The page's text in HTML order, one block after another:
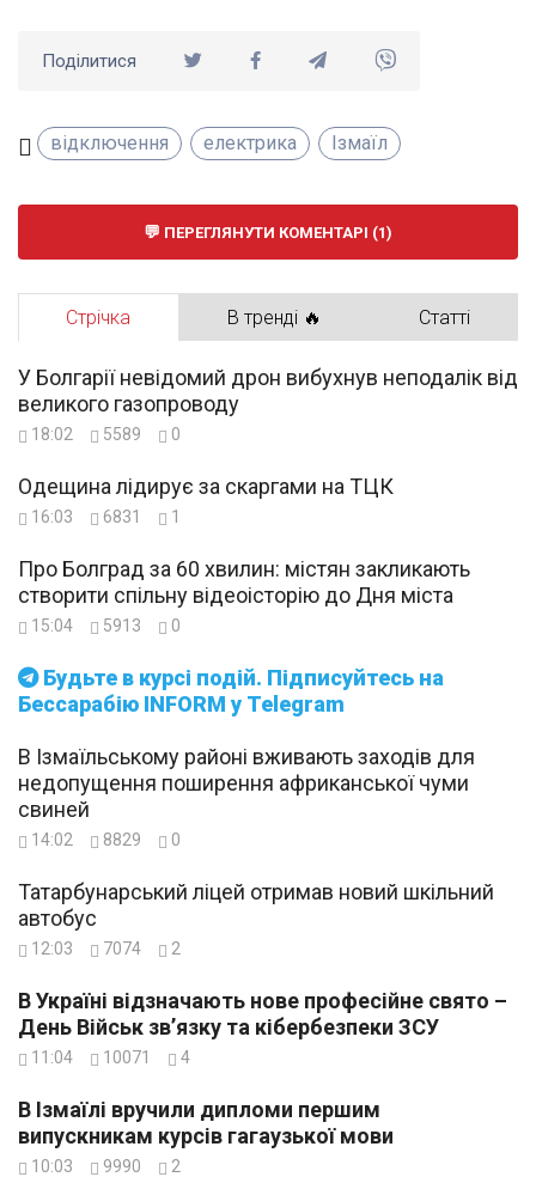
Поділитися
відключення електрика Ізмаїл
ПЕРЕГЛЯНУТИ КОМЕНТАРІ (1)
Стрічка В тренді 🔥 Статті
Будьте в курсі подій. Підписуйтесь на
Бессарабію INFORM у Telegram
У Болгарії невідомий дрон вибухнув неподалік від
великого газопроводу
18:02 5589 0
Одещина лідирує за скаргами на ТЦК
16:03 6831 1
Про Болград за 60 хвилин: містян закликають
створити спільну відеоісторію до Дня міста
15:04 5913 0
В Ізмаїльському районі вживають заходів для
недопущення поширення африканської чуми
свиней
14:02 8829 0
Татарбунарський ліцей отримав новий шкільний
автобус
12:03 7074 2
В Україні відзначають нове професійне свято –
День Військ зв’язку та кібербезпеки ЗСУ
11:04 10071 4
В Ізмаїлі вручили дипломи першим
випускникам курсів гагаузької мови
10:03 9990 2